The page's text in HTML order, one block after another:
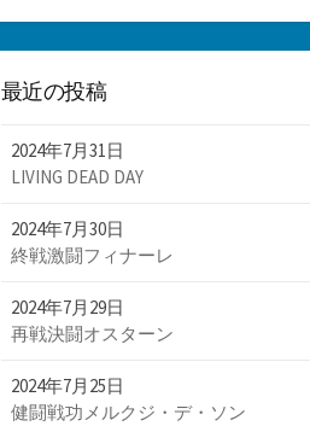
最近の投稿
2024年7月31日
LIVING DEAD DAY
2024年7月30日
終戦激闘フィナーレ
2024年7月29日
再戦決闘オスターン
2024年7月25日
健闘戦功メルクジ・デ・ソン